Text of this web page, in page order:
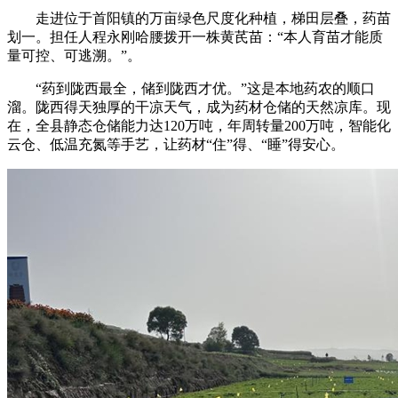
走进位于首阳镇的万亩绿色尺度化种植，梯田层叠，药苗
划一。担任人程永刚哈腰拨开一株黄芪苗：“本人育苗才能质
量可控、可逃溯。”。
“药到陇西最全，储到陇西才优。”这是本地药农的顺口
溜。陇西得天独厚的干凉天气，成为药材仓储的天然凉库。现
在，全县静态仓储能力达120万吨，年周转量200万吨，智能化
云仓、低温充氮等手艺，让药材“住”得、“睡”得安心。